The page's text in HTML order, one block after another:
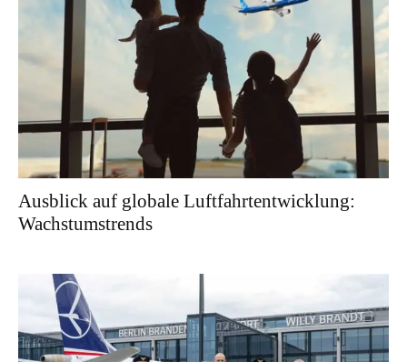
Ausblick auf globale Luftfahrtentwicklung:
Wachstumstrends